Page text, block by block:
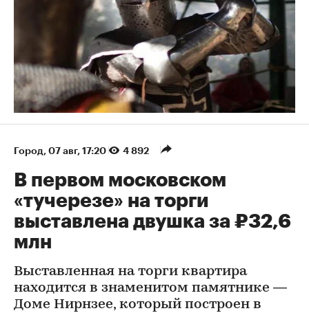
Город⁠, 07 авг, 17:20 4 892
В первом московском
«тучерезе» на торги
выставлена двушка за ₽32,6
млн
Выставленная на торги квартира
находится в знаменитом памятнике —
Доме Нирнзее, который построен в